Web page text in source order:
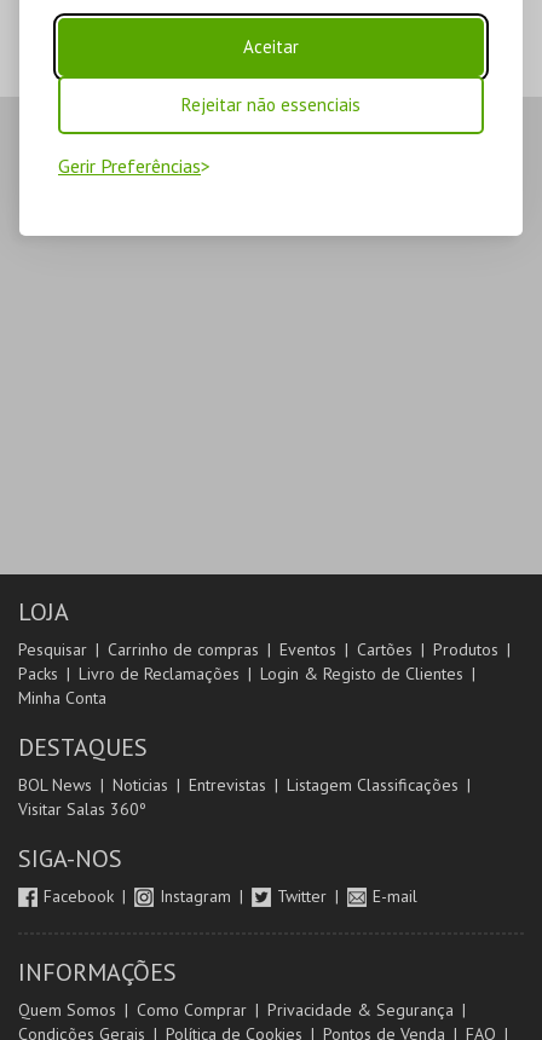
Aceitar
Rejeitar não essenciais
Gerir Preferências
LOJA
Pesquisar Carrinho de compras Eventos Cartões
Produtos
Packs
Livro de Reclamações
Login & Registo de Clientes
Minha Conta
DESTAQUES
BOL News Noticias Entrevistas
Listagem Classificações
Visitar Salas 360º
SIGA-NOS
Facebook Instagram Twitter E-mail
INFORMAÇÕES
Quem Somos Como Comprar
Privacidade & Segurança
Condições Gerais
Política de Cookies Pontos de Venda FAQ